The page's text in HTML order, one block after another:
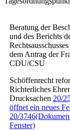
Beratung der
und des Berichts
dem Antrag der
CDU/CSU
Schöffenrecht
Richterliches
Drucksachen 20/
öffnet ein neues
20/3746
Fenster)